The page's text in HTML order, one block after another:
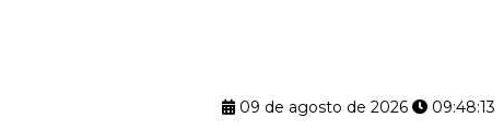
09 de agosto de 2026 09:48:14